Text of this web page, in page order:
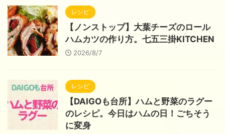
レシピ
【ノンストップ】大葉チーズのロール
ハムカツの作り方。七五三掛KITCHEN
2026/8/7
レシピ
【DAIGOも台所】ハムと野菜のラグー
のレシピ。今日はハムの日！ごちそう
に変身